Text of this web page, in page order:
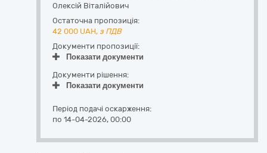
Олексій Віталійович
Остаточна пропозиція:
42 000 UAH, з ПДВ
Документи пропозиції:
Показати документи
Документи рішення:
Показати документи
Період подачі оскарження:
по 14-04-2026, 00:00